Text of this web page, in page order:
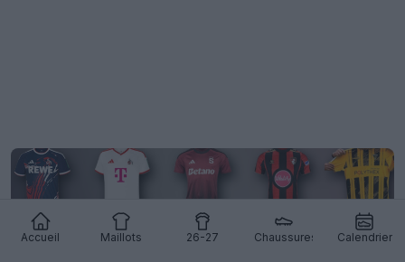
Accueil Maillots 26-27 Chaussures Calendrier